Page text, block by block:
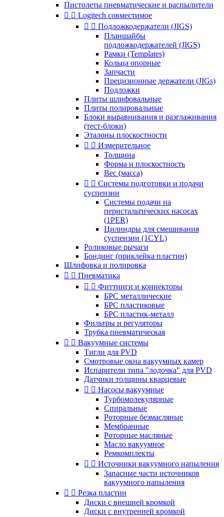
Пистолеты пневматические и распылители
  Logitech совместимое
  Подложкодержатели (JIGS)
Планшайбы
подложкодержателей (JIGS)
Рамки (Templates)
Кольца опорные
Запчасти
Прецизионные держатели (JIGs)
Подложки
Плиты шлифовальные
Плиты полировальные
Блоки выравнивания и разглаживания
(тест-блоки)
Эталоны плоскостности
  Измерительное
Толщина
Форма и плоскостность
Вес (масса)
  Системы подготовки и подачи
суспензии
Системы подачи на
перистальтических насосах
(1PER)
Цилиндры для смешивания
суспензии (1CYL)
Роликовые рычаги
Бондинг (приклейка пластин)
Шлифовка и полировка
  Пневматика
  Фиттинги и коннекторы
БРС металлические
БРС пластиковые
БРС пластик-металл
Фильтры и регуляторы
Трубка пневматическая
  Вакуумные системы
Тигли для PVD
Смотровые окна вакуумных камер
Испарители типа "лодочка" для PVD
Датчики толщины кварцевые
  Насосы вакуумные
Турбомолекулярные
Спиральные
Роторные безмасляные
Мембранные
Роторные масляные
Масло вакуумное
Ремкомплекты
  Источники вакуумного напыления
Запасные части источников
вакуумного напыления
  Резка пластин
Диски с внешней кромкой
Диски с внутренней кромкой